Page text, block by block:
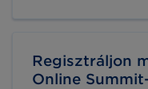
Regisztráljon
Online